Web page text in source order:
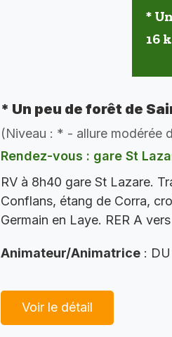
*
16
* Un peu de forêt de
(Niveau : * - allure modérée
Rendez-vous : gare St
RV à 8h40 gare St Lazare.
Conflans, étang de Corra,
Germain en Laye. RER A
Animateur/Animatrice :
Voir le détail